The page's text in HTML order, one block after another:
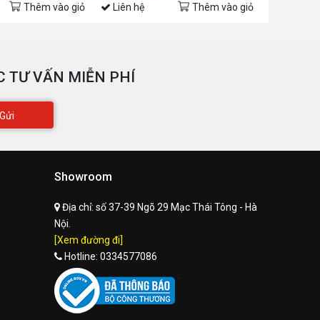
Thêm vào giỏ Liên hệ Thêm vào giỏ
TƯ VẤN MIỄN PHÍ
Gửi
Showroom
Địa chỉ: số 37-39 Ngõ 29 Mạc Thái Tông - Hà
Nội.
[Xem đường đi]
Hotline: 0334577086